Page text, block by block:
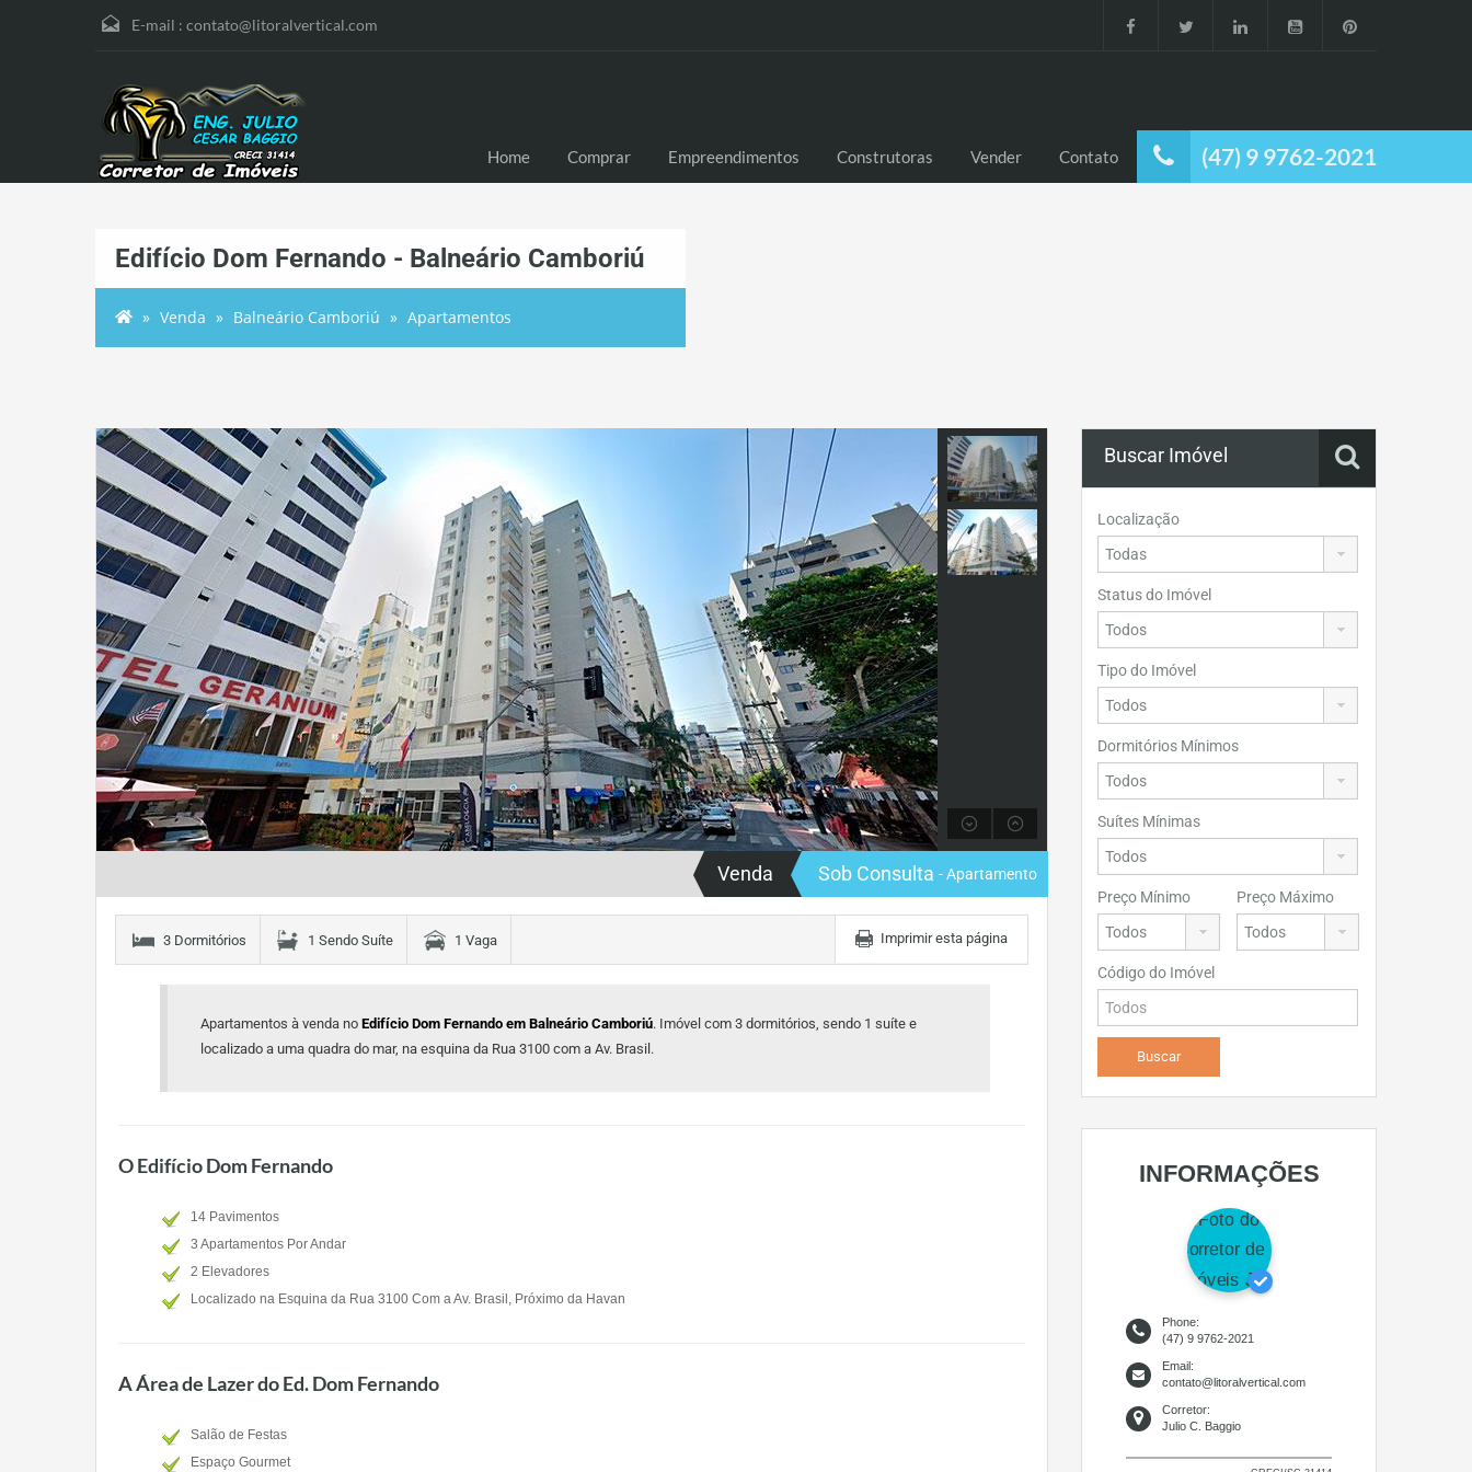
E-mail : contato@litoralvertical.com
(47) 9 9762-2021
Home Comprar Empreendimentos Construtoras Vender Contato
Edifício Dom Fernando - Balneário Camboriú
Venda Balneário Camboriú Apartamentos
Venda Sob Consulta - Apartamento
3 Dormitórios 1 Sendo Suíte 1 Vaga Imprimir esta página
Apartamentos à venda no Edifício Dom Fernando em Balneário Camboriú. Imóvel com 3 dormitórios, sendo 1 suíte e
localizado a uma quadra do mar, na esquina da Rua 3100 com a Av. Brasil.
O Edifício Dom Fernando
14 Pavimentos
3 Apartamentos Por Andar
2 Elevadores
Localizado na Esquina da Rua 3100 Com a Av. Brasil, Próximo da Havan
A Área de Lazer do Ed. Dom Fernando
Salão de Festas
Espaço Gourmet
Buscar Imóvel
Localização
Status do Imóvel
Tipo do Imóvel
Dormitórios Mínimos
Suítes Mínimas
Preço Mínimo Preço Máximo
Código do Imóvel
INFORMAÇÕES
Phone:
(47) 9 9762-2021
Email:
contato@litoralvertical.com
Corretor:
Julio C. Baggio